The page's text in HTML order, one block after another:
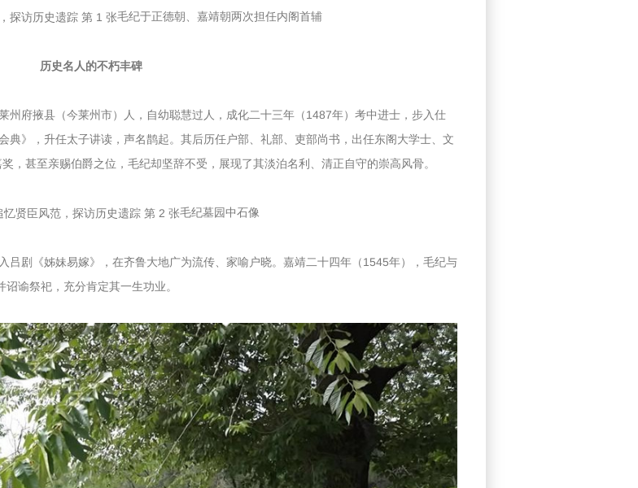
毛纪于正德朝、嘉靖朝两次担任内阁首辅
历史名人的不朽丰碑
州府掖县（今莱州市）人，自幼聪慧过人，成化二十三年（1487年）考中进士，步入仕
典》，升任太子讲读，声名鹊起。其后历任户部、礼部、吏部尚书，出任东阁大学士、文
，甚至亲赐伯爵之位，毛纪却坚辞不受，展现了其淡泊名利、清正自守的崇高风骨。
毛纪墓园中石像
吕剧《姊妹易嫁》，在齐鲁大地广为流传、家喻户晓。嘉靖二十四年（1545年），毛纪与
谕祭祀，充分肯定其一生功业。